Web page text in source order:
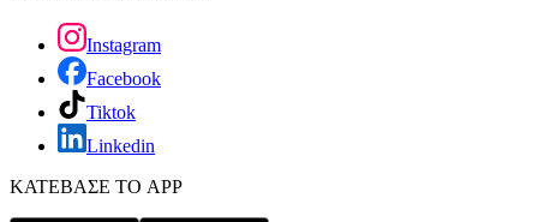
Instagram
Facebook
Tiktok
Linkedin
ΚΑΤΕΒΑΣΕ ΤΟ APP